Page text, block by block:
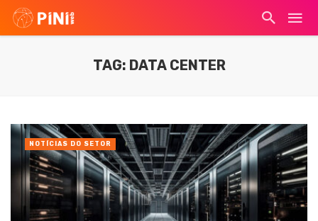
TAG: DATA CENTER
NOTÍCIAS DO SETOR